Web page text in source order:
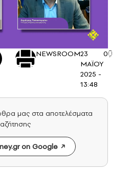
NEWSROOM23
ΜΑΪΟΥ
2025 -
13:48
0
μας στα αποτελέσματα
on Google